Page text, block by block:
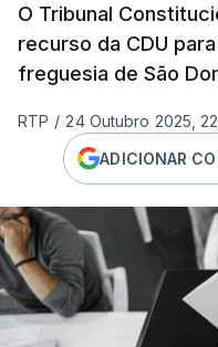
O Tribunal
recurso da CDU
freguesia de São
RTP / 24 Outubro 2025,
ADICIONAR